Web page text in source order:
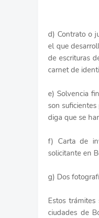
d) Contrato o
el que
de escrituras
carnet de
e) Solvencia
son
diga que se
f) Carta de
solicitante en
g) Dos
Estos
ciudades de